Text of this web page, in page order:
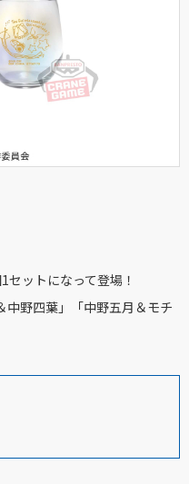
ットになって登場！
中野四葉」「中野五月＆モチ